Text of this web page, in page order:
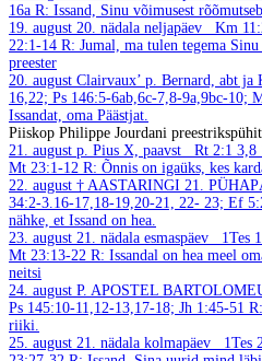
16a R: Issand, Sinu võimusest
19. august 20. nädala neljapäev
Km
22:1-14 R: Jumal, ma tulen tegema
preester
20. august Clairvaux’ p. Bernard, abt
16,22; Ps 146:5-6ab,6c-7,8-9a,9bc-10;
Issandat, oma Päästjat.
Piiskop Philippe Jourdani
21. august p. Pius X, paavst
Rt 2:1 3,8
Mt 23:1-12 R: Õnnis on igaüks, kes
22. august † AASTARINGI 21.
34:2-3.16-17,18-19,20-21, 22- 23; Ef
nähke, et Issand on hea.
23. august 21. nädala esmaspäev
1Tes
Mt 23:13-22 R: Issandal on hea meel
neitsi
24. august P. APOSTEL
Ps 145:10-11,12-13,17-18; Jh 1:45-51
riiki.
25. august 21. nädala kolmapäev
1Tes